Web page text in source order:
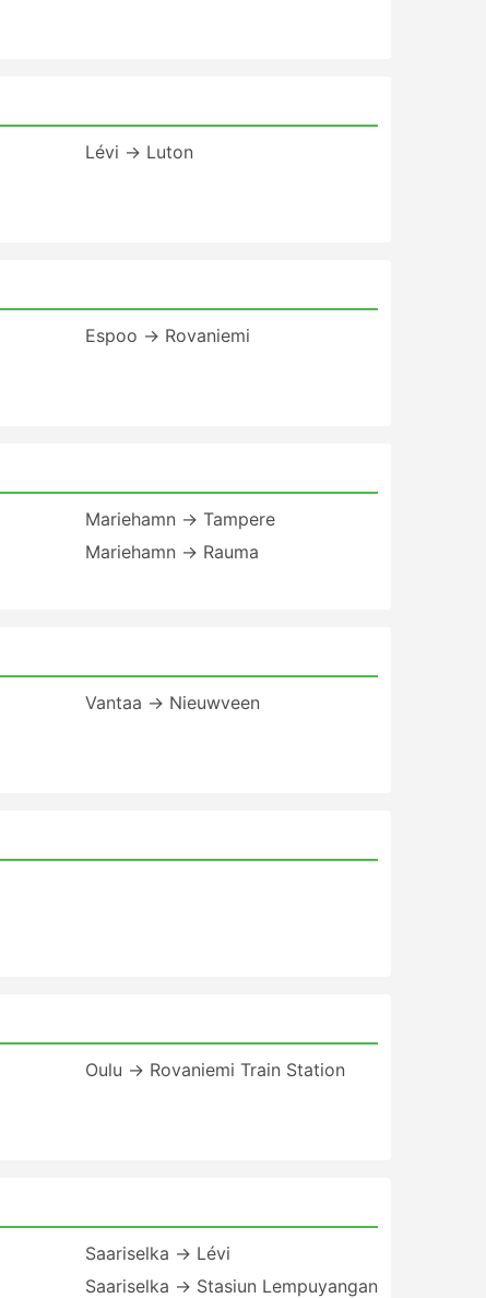
Lévi → Luton
Espoo → Rovaniemi
Mariehamn → Tampere
Mariehamn → Rauma
Vantaa → Nieuwveen
Oulu → Rovaniemi Train Station
Saariselka → Lévi
Saariselka → Stasiun Lempuyangan